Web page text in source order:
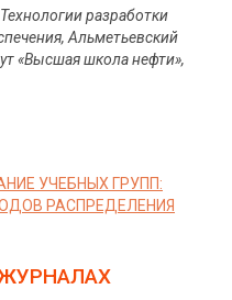
разработки
Альметьевский
«Высшая школа нефти»,
УЧЕБНЫХ ГРУПП:
РАСПРЕДЕЛЕНИЯ